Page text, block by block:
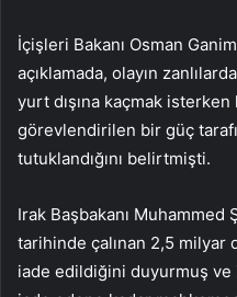
İçişleri Bakanı Osman
açıklamada, olayın
yurt dışına kaçmak
görevlendirilen bir güç
tutuklandığını belirtmişti.
Irak Başbakanı Muhammed
tarihinde çalınan 2,5 milyar
iade edildiğini duyurmuş ve